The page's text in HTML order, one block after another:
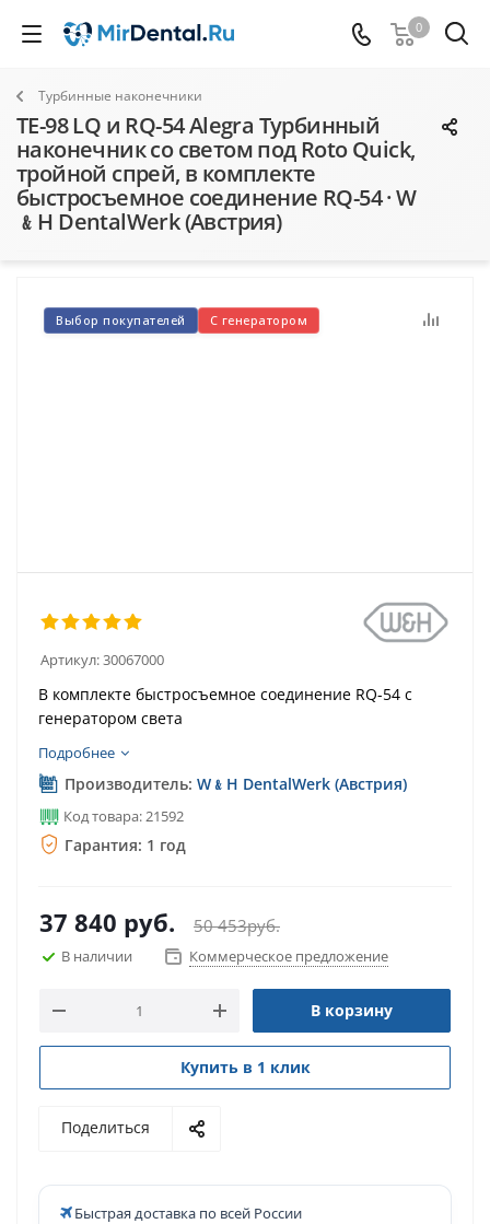
0
Турбинные наконечники
TE-98 LQ и RQ-54 Alegra Турбинный
наконечник со светом под Roto Quick,
тройной спрей, в комплекте
быстросъемное соединение RQ-54 · W
﹠H DentalWerk (Австрия)
Выбор покупателей С генератором
Артикул:30067000
В комплекте быстросъемное соединение RQ-54 с
генератором света
Подробнее
Производитель: W﹠H DentalWerk (Австрия)
Код товара: 21592
Гарантия: 1 год
37 840 руб. 50 453руб.
В наличии Коммерческое предложение
В корзину
Купить в 1 клик
Поделиться
Быстрая доставка по всей России